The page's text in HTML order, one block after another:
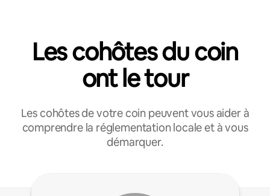
Les cohôtes du coin
ont le tour
Les cohôtes de votre coin peuvent vous aider à
comprendre la réglementation locale et à vous
démarquer.